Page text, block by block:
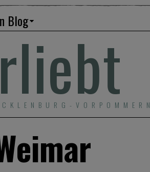
Blog
VORPOMMERN